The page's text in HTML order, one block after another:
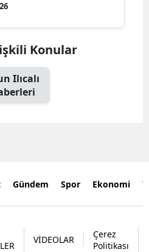
Konular
Ilıcalı
Gündem Spor Ekonomi
VİDEOLAR
Çerez
Politikası